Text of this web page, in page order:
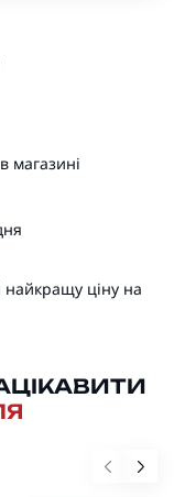
магазині
ціну на